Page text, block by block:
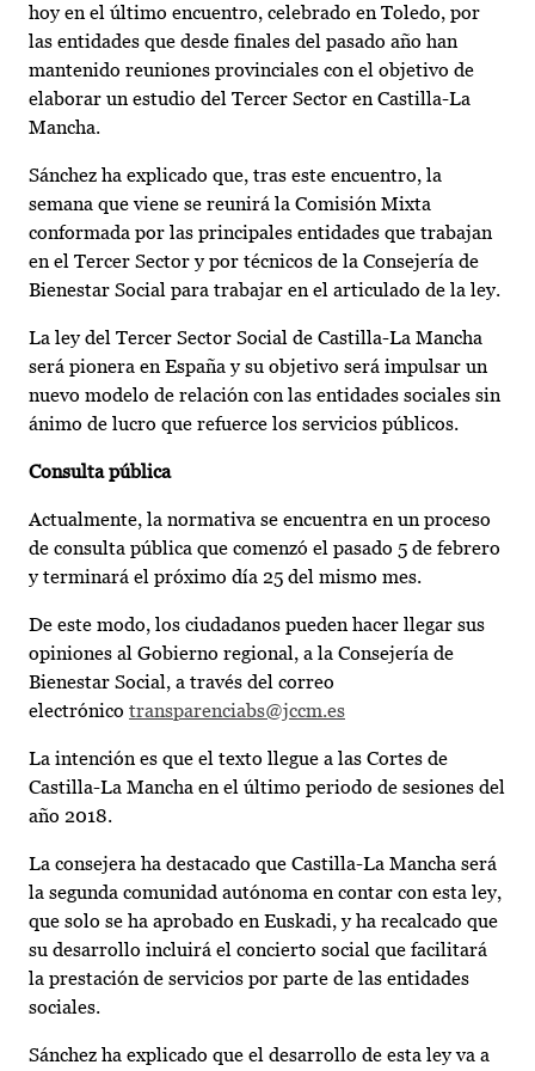
hoy en el último encuentro, celebrado en Toledo, por
las entidades que desde finales del pasado año han
mantenido reuniones provinciales con el objetivo de
elaborar un estudio del Tercer Sector en Castilla-La
Mancha.
Sánchez ha explicado que, tras este encuentro, la
semana que viene se reunirá la Comisión Mixta
conformada por las principales entidades que trabajan
en el Tercer Sector y por técnicos de la Consejería de
Bienestar Social para trabajar en el articulado de la ley.
La ley del Tercer Sector Social de Castilla-La Mancha
será pionera en España y su objetivo será impulsar un
nuevo modelo de relación con las entidades sociales sin
ánimo de lucro que refuerce los servicios públicos.
Consulta pública
Actualmente, la normativa se encuentra en un proceso
de consulta pública que comenzó el pasado 5 de febrero
y terminará el próximo día 25 del mismo mes.
De este modo, los ciudadanos pueden hacer llegar sus
opiniones al Gobierno regional, a la Consejería de
Bienestar Social, a través del correo
electrónico transparenciabs@jccm.es
La intención es que el texto llegue a las Cortes de
Castilla-La Mancha en el último periodo de sesiones del
año 2018.
La consejera ha destacado que Castilla-La Mancha será
la segunda comunidad autónoma en contar con esta ley,
que solo se ha aprobado en Euskadi, y ha recalcado que
su desarrollo incluirá el concierto social que facilitará
la prestación de servicios por parte de las entidades
sociales.
Sánchez ha explicado que el desarrollo de esta ley va a